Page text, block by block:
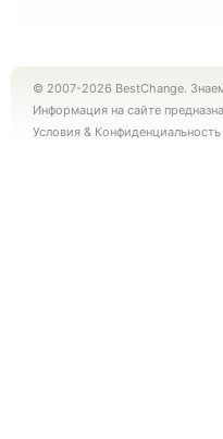
© 2007-2026 BestChange.
Информация на сайте
Условия & Конфиденциальность